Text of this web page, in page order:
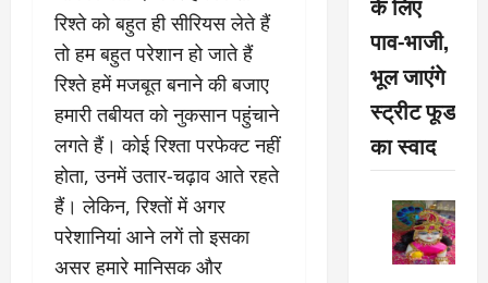
रिश्ते को बहुत ही सीरियस लेते हैं
तो हम बहुत परेशान हो जाते हैं
रिश्ते हमें मजबूत बनाने की बजाए
हमारी तबीयत को नुकसान पहुंचाने
लगते हैं। कोई रिश्ता परफेक्ट नहीं
होता, उनमें उतार-चढ़ाव आते रहते
हैं। लेकिन, रिश्तों में अगर
परेशानियां आने लगें तो इसका
असर हमारे मानिसक और
पाव-भाजी,
भूल जाएंगे
स्ट्रीट फूड
का स्वाद